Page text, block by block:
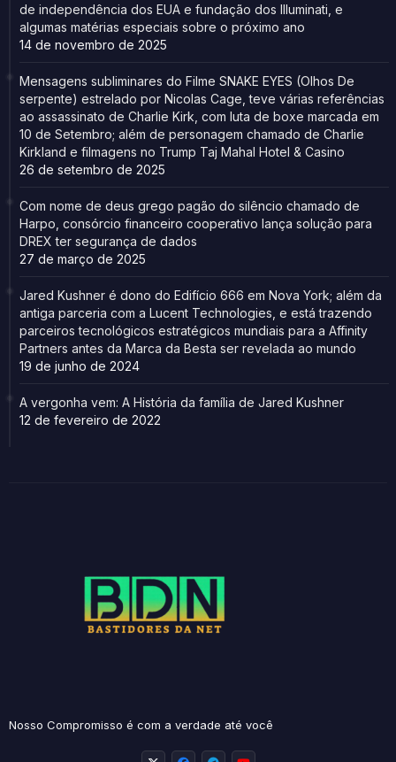
de independência dos EUA e fundação dos Illuminati, e
algumas matérias especiais sobre o próximo ano
14 de novembro de 2025
Mensagens subliminares do Filme SNAKE EYES (Olhos De
serpente) estrelado por Nicolas Cage, teve várias referências
ao assassinato de Charlie Kirk, com luta de boxe marcada em
10 de Setembro; além de personagem chamado de Charlie
Kirkland e filmagens no Trump Taj Mahal Hotel & Casino
26 de setembro de 2025
Com nome de deus grego pagão do silêncio chamado de
Harpo, consórcio financeiro cooperativo lança solução para
DREX ter segurança de dados
27 de março de 2025
Jared Kushner é dono do Edifício 666 em Nova York; além da
antiga parceria com a Lucent Technologies, e está trazendo
parceiros tecnológicos estratégicos mundiais para a Affinity
Partners antes da Marca da Besta ser revelada ao mundo
19 de junho de 2024
A vergonha vem: A História da família de Jared Kushner
12 de fevereiro de 2022
Nosso Compromisso é com a verdade até você